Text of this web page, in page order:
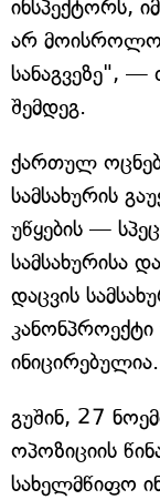
ინსპექტორს,
არ
სანაგვეზე", —
შემდეგ.
ქართულ
სამსახურის
უწყების —
სამსახურისა
დაცვის
ინიცირებულია.
გუშინ, 27
ოპოზიციის
სახელმწიფო